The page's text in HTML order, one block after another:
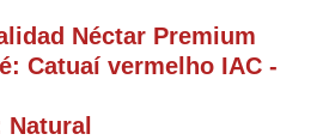
Néctar Premium
Catuaí vermelho IAC -